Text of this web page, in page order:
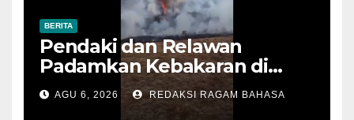
BERITA
Pendaki dan Relawan
Padamkan Kebakaran di
Alun-alun Suryakencana
Sebelum Meluas
AGU 6, 2026 REDAKSI RAGAM BAHASA